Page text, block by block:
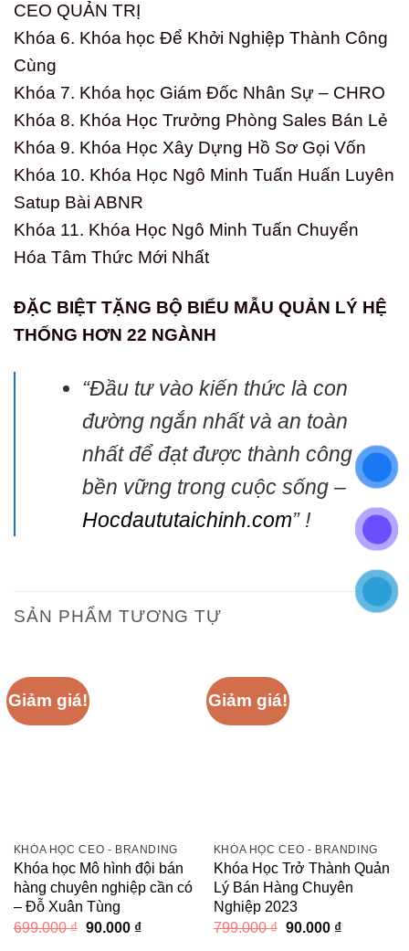
CEO QUẢN TRỊ
Khóa 6. Khóa học Để Khởi Nghiệp Thành Công
Cùng
Khóa 7. Khóa học Giám Đốc Nhân Sự – CHRO
Khóa 8. Khóa Học Trưởng Phòng Sales Bán Lẻ
Khóa 9. Khóa Học Xây Dựng Hồ Sơ Gọi Vốn
Khóa 10. Khóa Học Ngô Minh Tuấn Huấn Luyên
Satup Bài ABNR
Khóa 11. Khóa Học Ngô Minh Tuấn Chuyển
Hóa Tâm Thức Mới Nhất
ĐẶC BIỆT TẶNG BỘ BIỂU MẪU QUẢN LÝ HỆ
THỐNG HƠN 22 NGÀNH
“Đầu tư vào kiến thức là con
đường ngắn nhất và an toàn
nhất để đạt được thành công
bền vững trong cuộc sống –
Hocdaututaichinh.com” !
SẢN PHẨM TƯƠNG TỰ
Giảm giá!
KHÓA HỌC CEO - BRANDING
Khóa học Mô hình đội bán
hàng chuyên nghiệp cần có
– Đỗ Xuân Tùng
699.000₫ Giá
90.000 ₫Giá
Giảm giá!
KHÓA HỌC CEO - BRANDING
Khóa Học Trở Thành Quản
Lý Bán Hàng Chuyên
Nghiệp 2023
799.000₫ Giá
90.000 ₫Giá